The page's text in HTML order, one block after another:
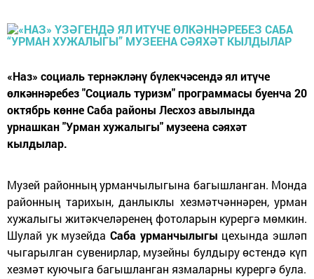
«Наз» социаль тернәкләнү бүлекчәсендә ял итүче
өлкәннәребез "Социаль туризм" программасы буенча 20
октябрь көнне Саба районы Лесхоз авылында
урнашкан "Урман хужалыгы" музеена сәяхәт
кылдылар.
Музей районның урманчылыгына багышланган. Монда
районның тарихын, данлыклы хезмәтчәннәрен, урман
хужалыгы житәкчеләренең фотоларын курергә мөмкин.
Шулай ук музейда Саба урманчылыгы цехында эшләп
чыгарылган сувенирлар, музейны булдыру өстендә күп
хезмәт куючыга багышланган язмаларны курергә була.